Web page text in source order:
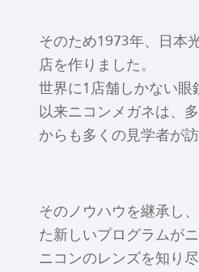
そのため1973年、日本
店を作りました。
世界に1店舗しかない眼
以来ニコンメガネは、
からも多くの見学者が
そのノウハウを継承し
た新しいプログラムが
ニコンのレンズを知り